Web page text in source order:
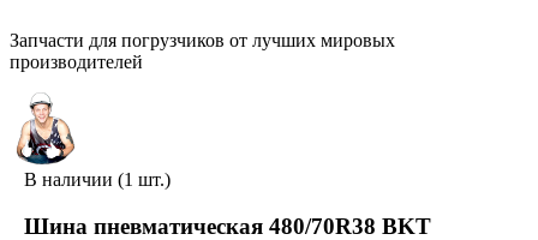
Запчасти для погрузчиков от лучших мировых
производителей
В наличии (1 шт.)
Шина пневматическая 480/70R38 BKT